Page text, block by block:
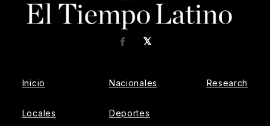
𝕏
Facebook
Inicio
Locales
Nacionales
Deportes
Research